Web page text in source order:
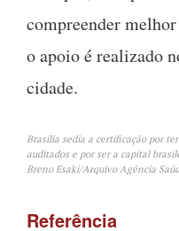
compreender
o apoio é realizado
cidade.
Brasília sedia a certificação por
auditados e por ser a capital
Breno Esaki/Arquivo Agência
Referência